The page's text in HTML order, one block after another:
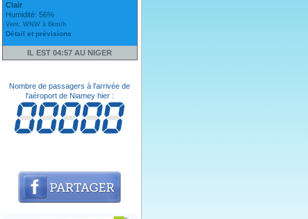
Clair
Humidité: 56%
Vent: WNW à 6km/h
Détail et prévisions
IL EST 04:57 AU NIGER
Nombre de passagers à l'arrivée de
l'aéroport de Niamey hier :